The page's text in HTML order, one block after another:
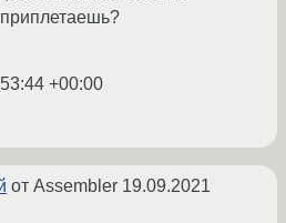
+00:00
от Assembler 19.09.2021